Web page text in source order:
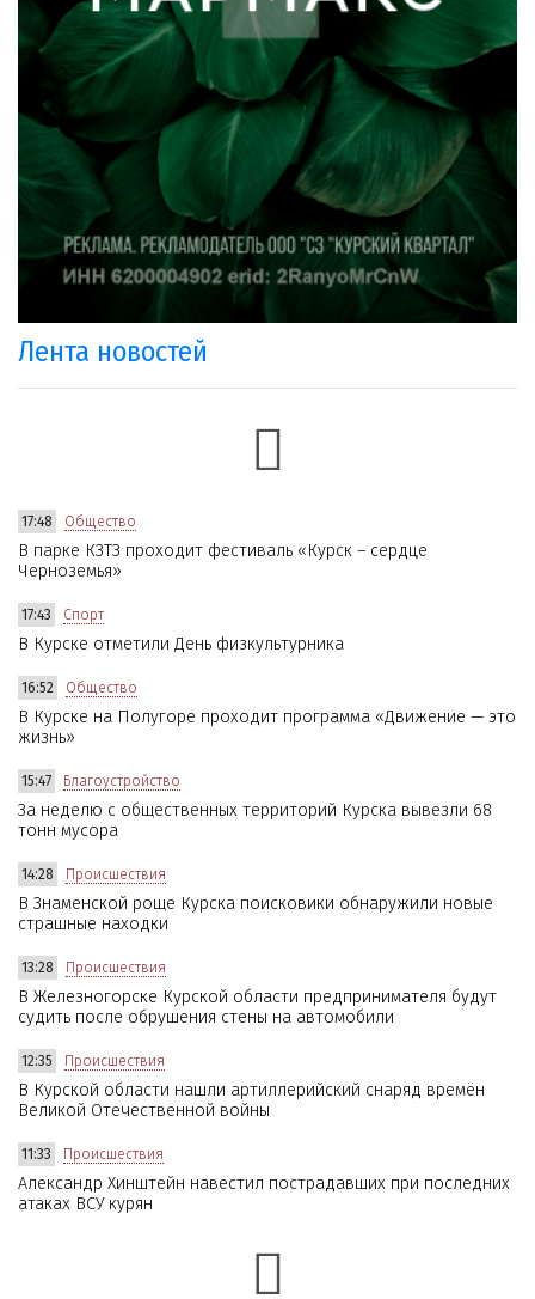
Лента новостей
17:48 Общество
В парке КЗТЗ проходит фестиваль «Курск – сердце
Черноземья»
17:43 Спорт
В Курске отметили День физкультурника
16:52 Общество
В Курске на Полугоре проходит программа «Движение — это
жизнь»
15:47 Благоустройство
За неделю с общественных территорий Курска вывезли 68
тонн мусора
14:28 Происшествия
В Знаменской роще Курска поисковики обнаружили новые
страшные находки
13:28 Происшествия
В Железногорске Курской области предпринимателя будут
судить после обрушения стены на автомобили
12:35 Происшествия
В Курской области нашли артиллерийский снаряд времён
Великой Отечественной войны
11:33 Происшествия
Александр Хинштейн навестил пострадавших при последних
атаках ВСУ курян